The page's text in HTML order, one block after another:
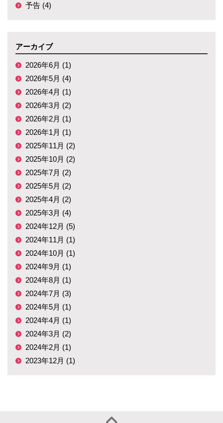
予告 (4)
アーカイブ
2026年6月 (1)
2026年5月 (4)
2026年4月 (1)
2026年3月 (2)
2026年2月 (1)
2026年1月 (1)
2025年11月 (2)
2025年10月 (2)
2025年7月 (2)
2025年5月 (2)
2025年4月 (2)
2025年3月 (4)
2024年12月 (5)
2024年11月 (1)
2024年10月 (1)
2024年9月 (1)
2024年8月 (1)
2024年7月 (3)
2024年5月 (1)
2024年4月 (1)
2024年3月 (2)
2024年2月 (1)
2023年12月 (1)